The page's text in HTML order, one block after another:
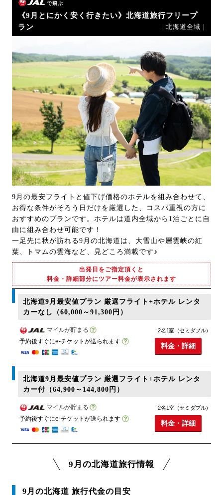
で飛ぶ
《9月とにかく安く行きたい》北海道旅行フリープ
ラン
｜北海道全域｜
9月の最安フライトと値下げ価格のホテルを組み合わせて、
お得な条件がそろう日だけを厳選した、コスパ重視の方に
おすすめのプランです。ホテルは道内全域から1泊ごとに自
由に組み合わせ可能です！
一足先に秋が訪れる9月の北海道は、大雪山や層雲峡の紅
葉、トマムの雲海など、見どころ満載です♪
出発日をご指定頂くと
料金・詳細部分にツアー料金が表示されます
北海道9月最安値プラン 厳選フライト+ホテル レンタ
カーなし（60,000～91,300円）
マイルが貯まる
予約後すぐにe-チケットが送られます
2名1室（セミダブル）
料金・詳細
北海道9月最安値プラン 厳選フライト+ホテル レンタ
カー付（64,900～144,800円）
マイルが貯まる
予約後すぐにe-チケットが送られます
2名1室（セミダブル）
料金・詳細
9月の北海道旅行情報
9月の北海道 旅行代金の目安